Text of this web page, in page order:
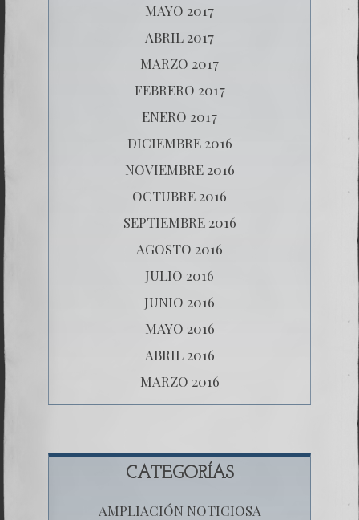
MAYO 2017
ABRIL 2017
MARZO 2017
FEBRERO 2017
ENERO 2017
DICIEMBRE 2016
NOVIEMBRE 2016
OCTUBRE 2016
SEPTIEMBRE 2016
AGOSTO 2016
JULIO 2016
JUNIO 2016
MAYO 2016
ABRIL 2016
MARZO 2016
CATEGORÍAS
AMPLIACIÓN NOTICIOSA